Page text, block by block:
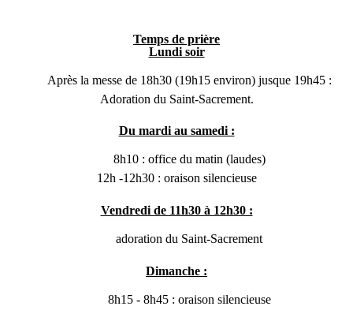
Temps de prière
Lundi soir
Après la messe de 18h30 (19h15 environ) jusque 19h45 :
Adoration du Saint-Sacrement.
Du mardi au samedi :
8h10 : office du matin (laudes)
12h -12h30 : oraison silencieuse
Vendredi de 11h30 à 12h30 :
adoration du Saint-Sacrement
Dimanche :
8h15 - 8h45 : oraison silencieuse